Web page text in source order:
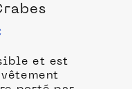
et est
vêtement